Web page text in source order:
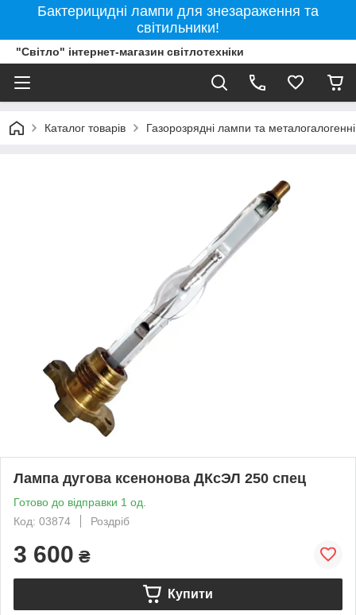
Бактерицидні лампи для знезараження та
світильники!
"Світло" інтернет-магазин світлотехніки
Каталог товарів Газорозрядні лампи та
Лампа дугова ксенонова ДКсЭЛ 250 спец
Готово до відправки 1 од.
Код: 03874
Роздріб
3 600 ₴
Купити